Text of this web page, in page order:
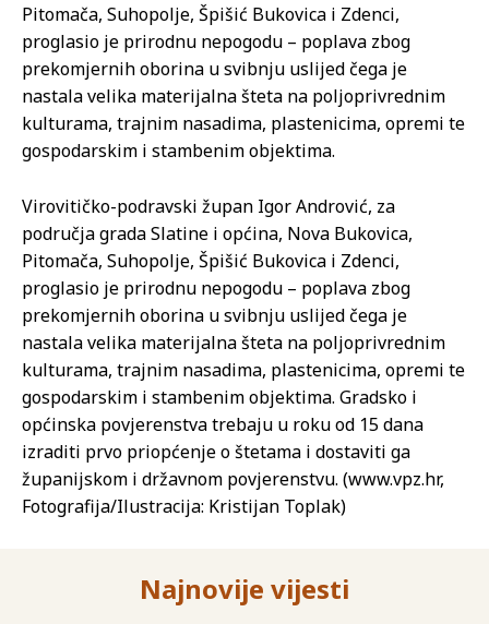
Pitomača, Suhopolje, Špišić Bukovica i Zdenci,
proglasio je prirodnu nepogodu – poplava zbog
prekomjernih oborina u svibnju uslijed čega je
nastala velika materijalna šteta na poljoprivrednim
kulturama, trajnim nasadima, plastenicima, opremi te
gospodarskim i stambenim objektima.
Virovitičko-podravski župan Igor Andrović, za
područja grada Slatine i općina, Nova Bukovica,
Pitomača, Suhopolje, Špišić Bukovica i Zdenci,
proglasio je prirodnu nepogodu – poplava zbog
prekomjernih oborina u svibnju uslijed čega je
nastala velika materijalna šteta na poljoprivrednim
kulturama, trajnim nasadima, plastenicima, opremi te
gospodarskim i stambenim objektima. Gradsko i
općinska povjerenstva trebaju u roku od 15 dana
izraditi prvo priopćenje o štetama i dostaviti ga
županijskom i državnom povjerenstvu. (www.vpz.hr,
Fotografija/Ilustracija: Kristijan Toplak)
Najnovije vijesti